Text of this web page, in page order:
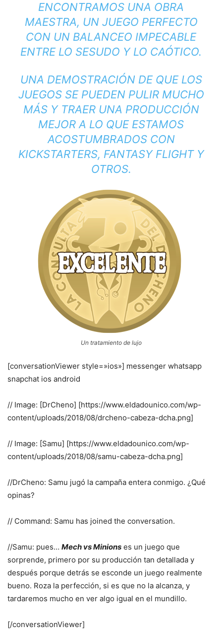
ENCONTRAMOS UNA OBRA
MAESTRA, UN JUEGO PERFECTO
CON UN BALANCEO IMPECABLE
ENTRE LO SESUDO Y LO CAÓTICO.
UNA DEMOSTRACIÓN DE QUE LOS
JUEGOS SE PUEDEN PULIR MUCHO
MÁS Y TRAER UNA PRODUCCIÓN
MEJOR A LO QUE ESTAMOS
ACOSTUMBRADOS CON
KICKSTARTERS, FANTASY FLIGHT Y
OTROS.
Un tratamiento de lujo
[conversationViewer style=»ios»] messenger whatsapp
snapchat ios android
// Image: [DrCheno] [https://www.eldadounico.com/wp-
content/uploads/2018/08/drcheno-cabeza-dcha.png]
// Image: [Samu] [https://www.eldadounico.com/wp-
content/uploads/2018/08/samu-cabeza-dcha.png]
//DrCheno: Samu jugó la campaña entera conmigo. ¿Qué
opinas?
// Command: Samu has joined the conversation.
//Samu: pues… Mech vs Minions es un juego que
sorprende, primero por su producción tan detallada y
después porque detrás se esconde un juego realmente
bueno. Roza la perfección, si es que no la alcanza, y
tardaremos mucho en ver algo igual en el mundillo.
[/conversationViewer]